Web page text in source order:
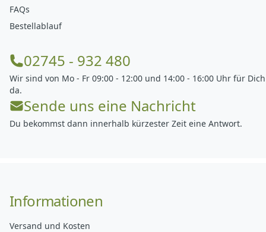
FAQs
Bestellablauf
02745 - 932 480
Wir sind von Mo - Fr 09:00 - 12:00 und 14:00 - 16:00 Uhr für Dich
da.
Sende uns eine Nachricht
Du bekommst dann innerhalb kürzester Zeit eine Antwort.
Informationen
Versand und Kosten